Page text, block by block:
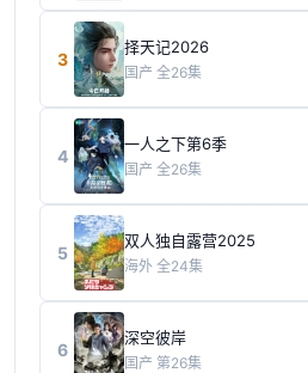
3
择天记2026
国产 全26集
4
一人之下第6季
国产 全26集
5
双人独自露营2025
海外 全24集
6
深空彼岸
国产 第26集